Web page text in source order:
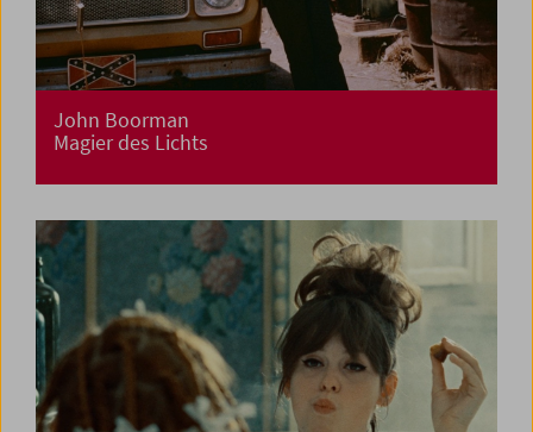
John Boorman
Magier des Lichts